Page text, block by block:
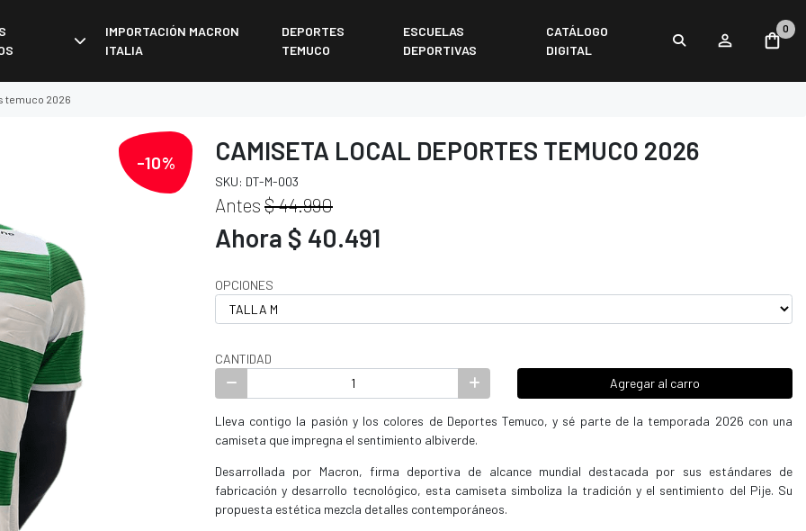
IMPORTACIÓN MACRON
ITALIA
DEPORTES
TEMUCO
ESCUELAS
DEPORTIVAS
CATÁLOGO
DIGITAL
0
temuco 2026
-10% CAMISETA LOCAL DEPORTES TEMUCO 2026
SKU: DT-M-003
Antes $ 44.990
Ahora $ 40.491
OPCIONES
CANTIDAD
Agregar al carro
Lleva contigo la pasión y los colores de Deportes Temuco, y sé parte de la temporada 2026 con una
camiseta que impregna el sentimiento albiverde.
Desarrollada por Macron, firma deportiva de alcance mundial destacada por sus estándares de
fabricación y desarrollo tecnológico, esta camiseta simboliza la tradición y el sentimiento del Pije. Su
propuesta estética mezcla detalles contemporáneos.